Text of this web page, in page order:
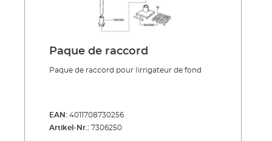
Paque de raccord
Paque de raccord pour Iirrigateur de fond
EAN: 4011708730256
Artikel-Nr.: 7306250